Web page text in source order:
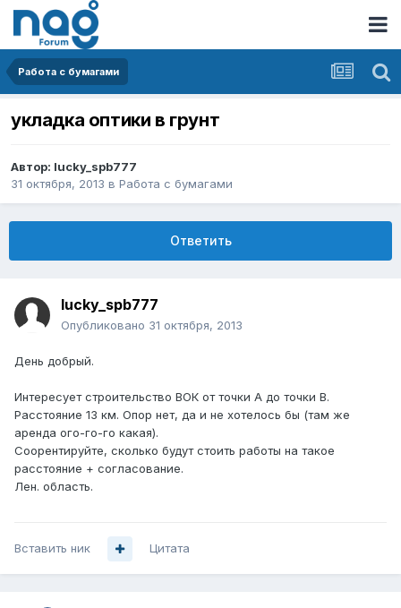
Работа с бумагами
укладка оптики в грунт
Автор: lucky_spb777
31 октября, 2013 в Работа с бумагами
Ответить
lucky_spb777
Опубликовано 31 октября, 2013
День добрый.
Интересует строительство ВОК от точки А до точки В.
Расстояние 13 км. Опор нет, да и не хотелось бы (там же
аренда ого-го-го какая).
Соорентируйте, сколько будут стоить работы на такое
расстояние + согласование.
Лен. область.
Вставить ник Цитата